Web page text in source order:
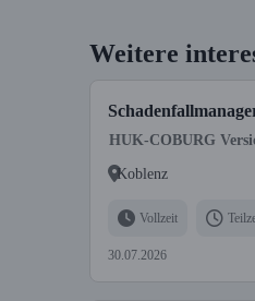
Weitere
HUK-COBURG
Koblenz
Vollzeit
30.07.2026